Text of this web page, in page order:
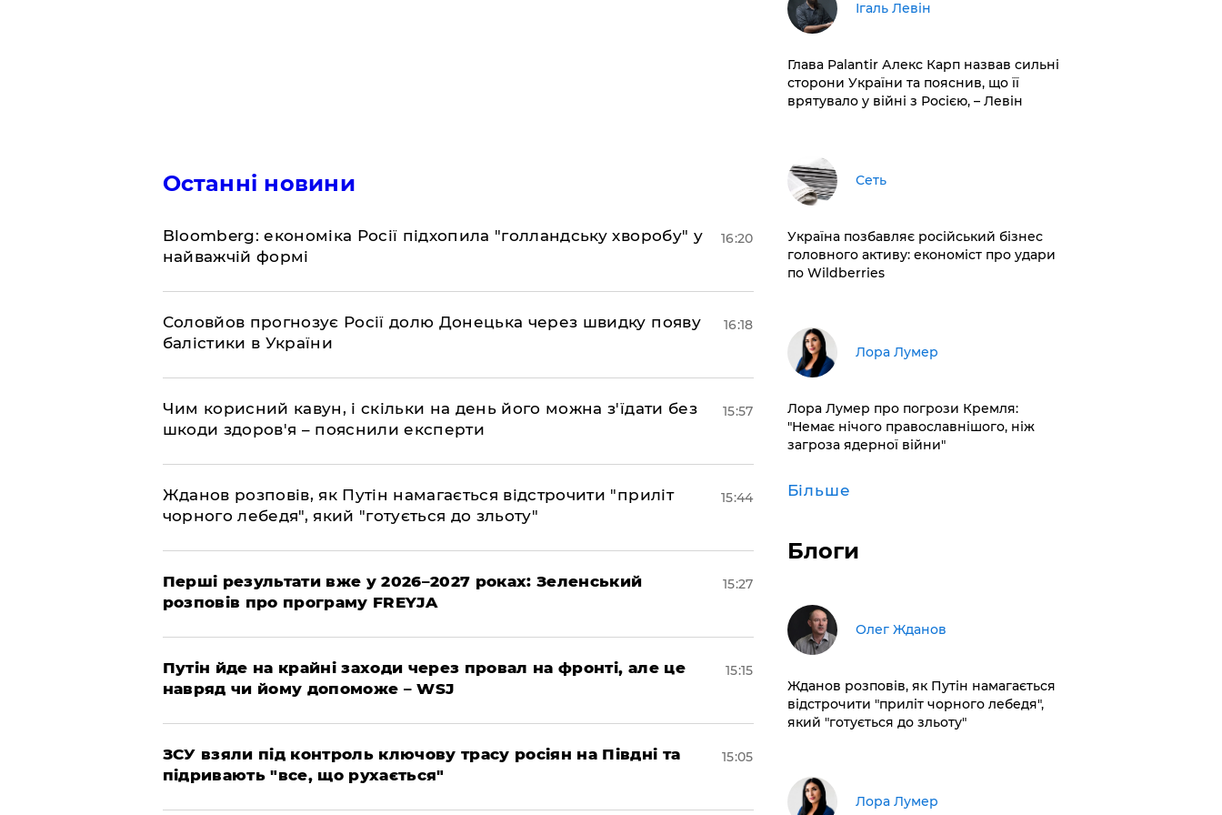
Останні новини
Bloomberg: економіка Росії підхопила "голландську хворобу" у
найважчій формі
16:20
Соловйов прогнозує Росії долю Донецька через швидку появу
балістики в України
16:18
Чим корисний кавун, і скільки на день його можна з'їдати без
шкоди здоров'я – пояснили експерти
15:57
Жданов розповів, як Путін намагається відстрочити "приліт
чорного лебедя", який "готується до зльоту"
15:44
Перші результати вже у 2026–2027 роках: Зеленський
розповів про програму FREYJA
15:27
Путін йде на крайні заходи через провал на фронті, але це
навряд чи йому допоможе – WSJ
15:15
ЗСУ взяли під контроль ключову трасу росіян на Півдні та
підривають "все, що рухається"
15:05
Ігаль Левін
Глава Palantir Алекс Карп назвав сильні
сторони України та пояснив, що її
врятувало у війні з Росією, – Левін
Сеть
​Україна позбавляє російський бізнес
головного активу: економіст про удари
по Wildberries
​Лора Лумер
Лора Лумер про погрози Кремля:
"Немає нічого православнішого, ніж
загроза ядерної війни"
Більше
Блоги
Олег Жданов
Жданов розповів, як Путін намагається
відстрочити "приліт чорного лебедя",
який "готується до зльоту"
​Лора Лумер